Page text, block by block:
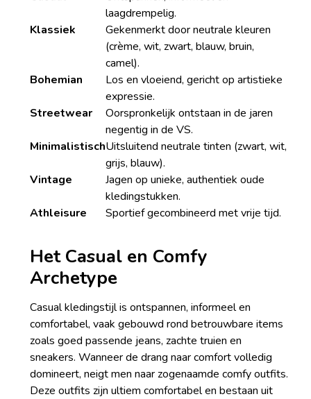
laagdrempelig.
Klassiek
Gekenmerkt door neutrale kleuren
(crème, wit, zwart, blauw, bruin,
camel).
Bohemian
Los en vloeiend, gericht op artistieke
expressie.
Streetwear
Oorspronkelijk ontstaan in de jaren
negentig in de VS.
MinimalistischUitsluitend neutrale tinten (zwart, wit,
grijs, blauw).
Vintage
Jagen op unieke, authentiek oude
kledingstukken.
Athleisure
Sportief gecombineerd met vrije tijd.
Het Casual en Comfy
Archetype
Casual kledingstijl is ontspannen, informeel en
comfortabel, vaak gebouwd rond betrouwbare items
zoals goed passende jeans, zachte truien en
sneakers. Wanneer de drang naar comfort volledig
domineert, neigt men naar zogenaamde comfy outfits.
Deze outfits zijn ultiem comfortabel en bestaan uit